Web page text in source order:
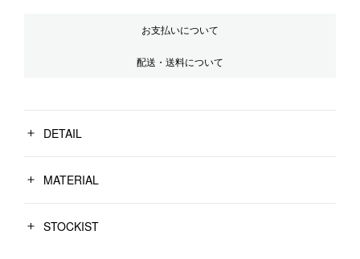
お支払いについて
配送・送料について
DETAIL
MATERIAL
STOCKIST